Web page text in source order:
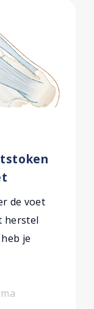
de voet
herstel
je